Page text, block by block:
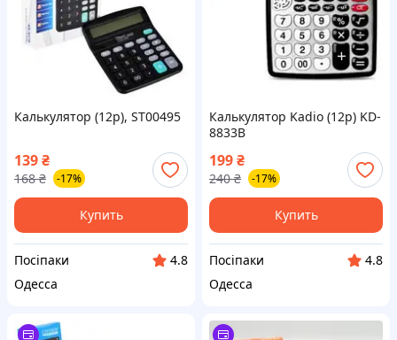
Калькулятор (12р), ST00495
139₴
168 ₴ -17%
Купить
Посіпаки
4.8
Одесса
Калькулятор Kadio (12р) KD-
8833B
199₴
240 ₴ -17%
Купить
Посіпаки
4.8
Одесса